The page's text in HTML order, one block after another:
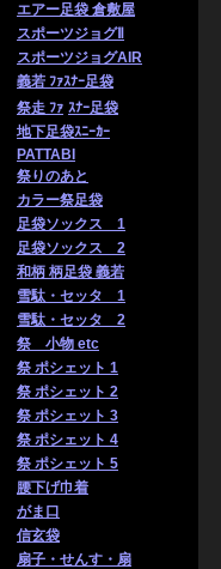
エアー足袋 倉敷屋
スポーツジョグⅡ
スポーツジョグAIR
義若 ﾌｧｽﾅｰ足袋
祭走 ﾌｧ ｽﾅｰ足袋
地下足袋ｽﾆｰｶｰ
PATTABI
祭りのあと
カラー祭足袋
足袋ソックス 1
足袋ソックス 2
和柄 柄足袋 義若
雪駄・セッタ 1
雪駄・セッタ 2
祭 小物 etc
祭 ポシェット 1
祭 ポシェット 2
祭 ポシェット 3
祭 ポシェット 4
祭 ポシェット 5
腰下げ巾着
がま口
信玄袋
扇子・せんす・扇